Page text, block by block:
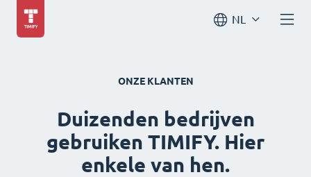
NL
ONZE KLANTEN
Duizenden bedrijven
gebruiken TIMIFY. Hier
enkele van hen.